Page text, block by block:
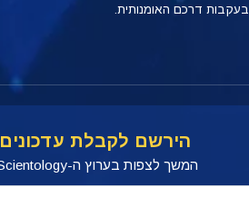
בעקבות דרכם האומנותית.
הירשם לקבלת עדכונים
המשך לצפות בערוץ ה-Scientology.